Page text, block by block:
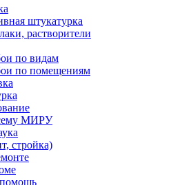
штукатурка
растворители
по видам
по помещениям
МИРУ
стройка)